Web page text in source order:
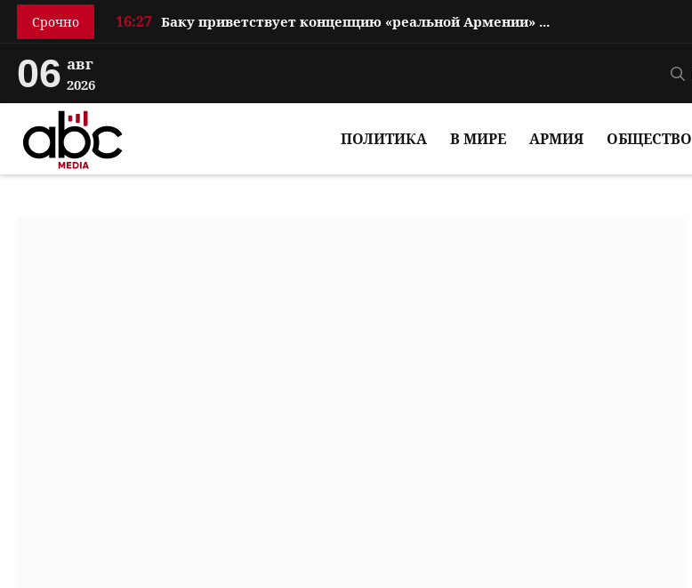
Срочно 16:27 Баку приветствует концепцию «реальной Армении» Пашиняна
06 авг
2026
ПОЛИТИКА В МИРЕ АРМИЯ ОБЩЕСТВО